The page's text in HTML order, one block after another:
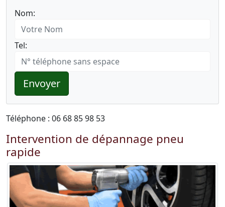
Nom:
Tel:
Envoyer
Téléphone : 06 68 85 98 53
Intervention de dépannage pneu
rapide